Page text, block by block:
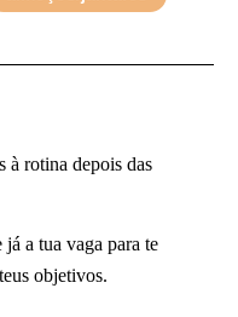
à rotina depois das
a tua vaga para te
objetivos.